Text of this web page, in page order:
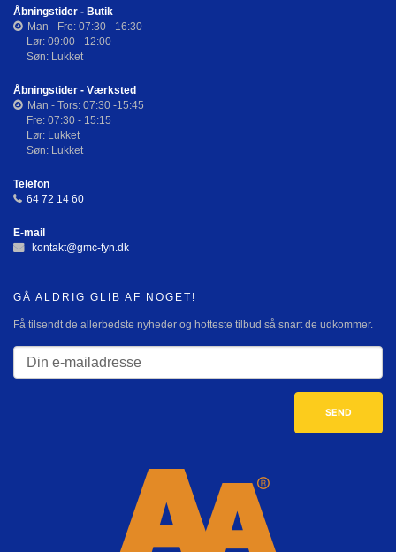
Åbningstider - Butik
Man - Fre: 07:30 - 16:30
Lør: 09:00 - 12:00
Søn: Lukket
Åbningstider - Værksted
Man - Tors: 07:30 -15:45
Fre: 07:30 - 15:15
Lør: Lukket
Søn: Lukket
Telefon
64 72 14 60
E-mail
kontakt@gmc-fyn.dk
GÅ ALDRIG GLIB AF NOGET!
Få tilsendt de allerbedste nyheder og hotteste tilbud så snart de udkommer.